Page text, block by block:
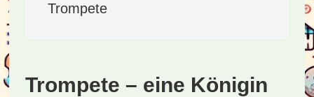
Trompete
Trompete – eine Königin